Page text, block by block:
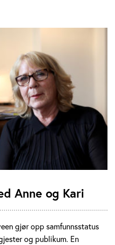
Anne og Kari
gjør opp samfunnsstatus
og publikum. En